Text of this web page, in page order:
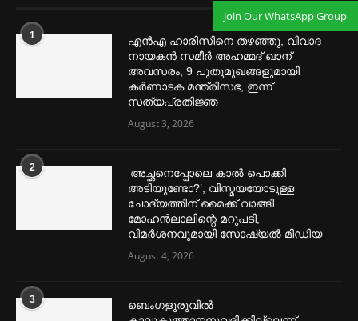
1
എൻഎ ഹാരിസിനെ തഴ‌‍ഞ്ഞു, വിവാദ
നായകൻ സമീര്‍ അഹമ്മദ് ഖാന്
അവസരം; 9 പുതുമുഖങ്ങളുമായി
കര്‍ണാടക മന്ത്രിസഭ, ഇന്ന്
സത്യപ്രതിജ്ഞ
August 3, 2026
2
‘അച്ഛനെപ്പോലെ കാല്‍ പൊക്കി
അടിയുണ്ടോ?’; വിസ്മയയോടുള്ള
ചോദ്യത്തിന് മൈക്ക് വാങ്ങി
മോഹൻലാലിന്റെ മറുപടി,
വിമര്‍ശനവുമായി സോഷ്യല്‍ മീഡിയ
August 4, 2026
3
ബെംഗളൂരുവില്‍
Join Our WhatsApp Group